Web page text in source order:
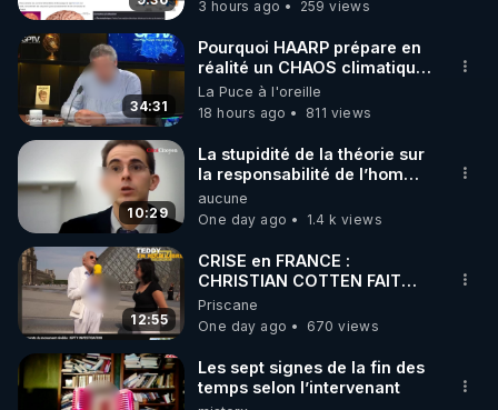
3 hours ago 259 views
34:31
Pourquoi HAARP prépare en
réalité un CHAOS climatique,
on répond
La Puce à l'oreille
18 hours ago
811 views
10:29
La stupidité de la théorie sur
la responsabilité de l’homme
concernant le dioxyde de
carbone.
aucune
One day ago
1.4 k views
12:55
CRISE en FRANCE :
CHRISTIAN COTTEN FAIT
une étrange découverte
Priscane
One day ago
670 views
Les sept signes de la fin des
temps selon l’intervenant